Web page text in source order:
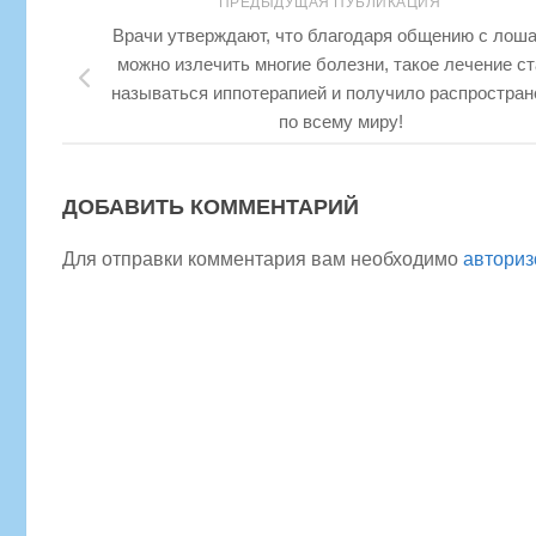
Врачи утверждают, что благодаря общению с
можно излечить многие болезни, такое лечение
называться иппотерапией и получило
по всему миру!
ДОБАВИТЬ КОММЕНТАРИЙ
Для отправки комментария вам необходимо